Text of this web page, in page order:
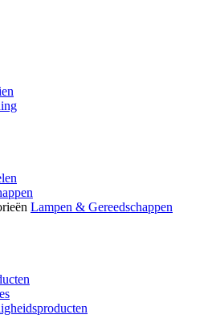
Lampen & Gereedschappen